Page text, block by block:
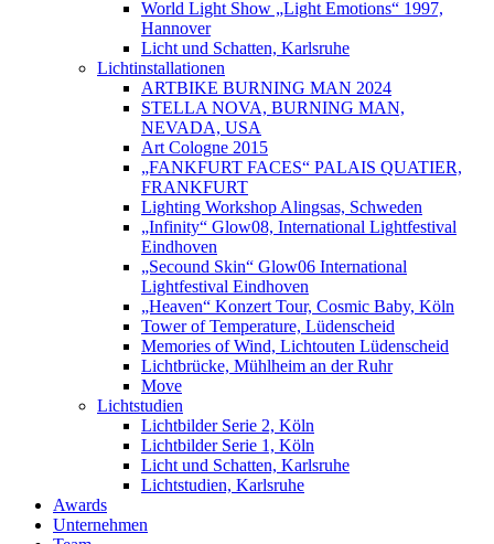
World Light Show „Light Emotions“ 1997,
Hannover
Licht und Schatten, Karlsruhe
Lichtinstallationen
ARTBIKE BURNING MAN 2024
STELLA NOVA, BURNING MAN,
NEVADA, USA
Art Cologne 2015
„FANKFURT FACES“ PALAIS QUATIER,
FRANKFURT
Lighting Workshop Alingsas, Schweden
„Infinity“ Glow08, International Lightfestival
Eindhoven
„Secound Skin“ Glow06 International
Lightfestival Eindhoven
„Heaven“ Konzert Tour, Cosmic Baby, Köln
Tower of Temperature, Lüdenscheid
Memories of Wind, Lichtouten Lüdenscheid
Lichtbrücke, Mühlheim an der Ruhr
Move
Lichtstudien
Lichtbilder Serie 2, Köln
Lichtbilder Serie 1, Köln
Licht und Schatten, Karlsruhe
Lichtstudien, Karlsruhe
Awards
Unternehmen